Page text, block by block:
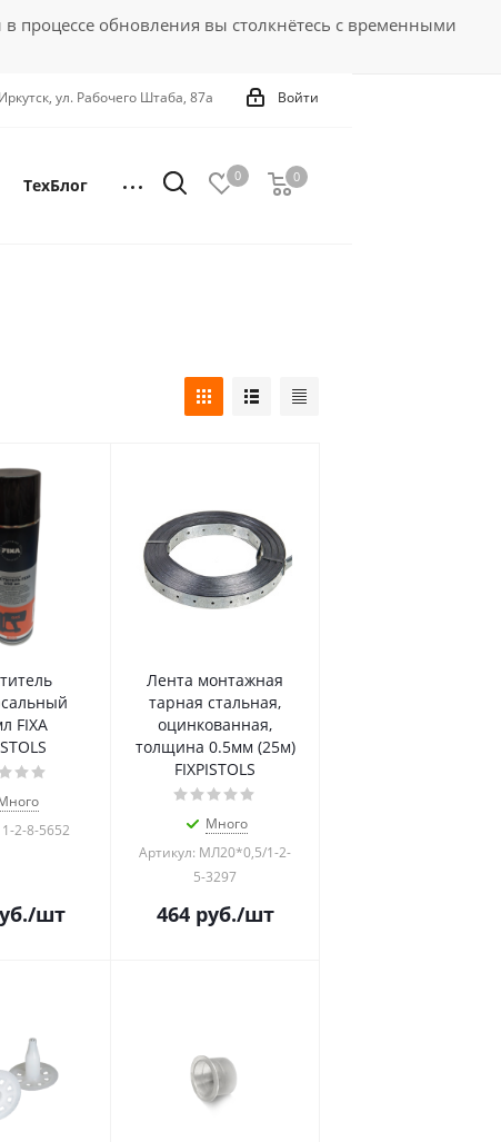
обновления вы столкнётесь с временными
Войти
ул. Рабочего Штаба, 87а
0 0
0
ТехБлог
FIXA
2-8-5652
/шт
Лента монтажная
тарная стальная,
оцинкованная,
толщина 0.5мм (25м)
FIXPISTOLS
Много
Артикул: МЛ20*0,5/1-2-
5-3297
464руб./шт